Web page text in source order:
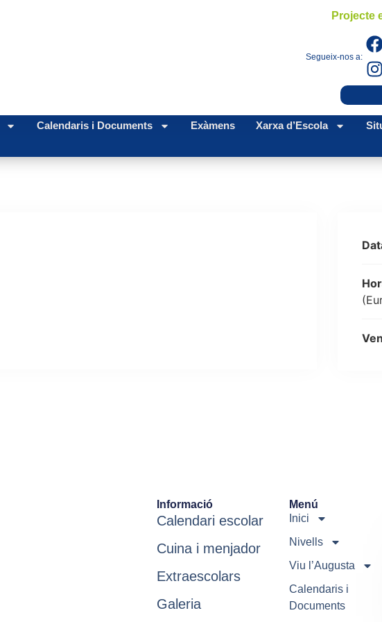
Projecte
Segueix-nos a:
Calendaris i Documents Exàmens Xarxa d’Escola
Informació
Calendari escolar
Cuina i menjador
Extraescolars
Galeria
Menú
Inici
Nivells
Viu l’Augusta
Calendaris i
Documents